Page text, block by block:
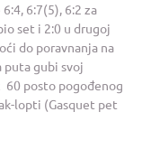
6:7(5), 6:2 za
set i 2:0 u drugoj
do poravnanja na
puta gubi svoj
60 posto pogođenog
lopti (Gasquet pet